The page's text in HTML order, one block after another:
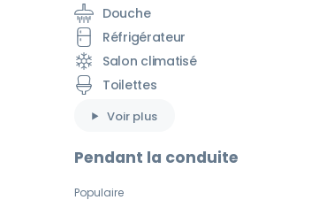
Douche
Réfrigérateur
Salon climatisé
Toilettes
Voir plus
Pendant la conduite
Populaire